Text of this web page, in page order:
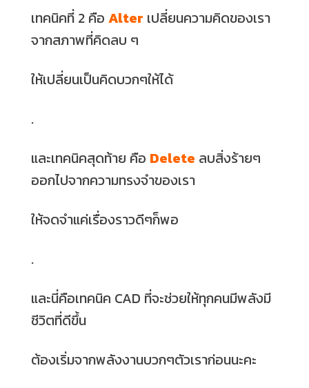
เทคนิคที่ 2 คือ Alter เปลี่ยนความคิดของเรา
จากสภาพที่คิดลบ ๆ
ให้เปลี่ยนเป็นคิดบวกๆให้ได้
.
และเทคนิคสุดท้าย คือ Delete ลบสิ่งร้ายๆ
ออกไปจากความทรงจำของเรา
ให้จดจำแค่เรื่องราวดีๆก็พอ
.
และนี่คือเทคนิค CAD ที่จะช่วยให้ทุกคนมีพลังมี
ชีวิตที่ดีขึ้น
ต้องเริ่มจากพลังงานบวกๆตัวเราก่อนนะคะ